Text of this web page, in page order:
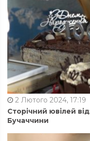
2 Лютого 2024, 17:19
Сторічний ювілей
Бучаччини